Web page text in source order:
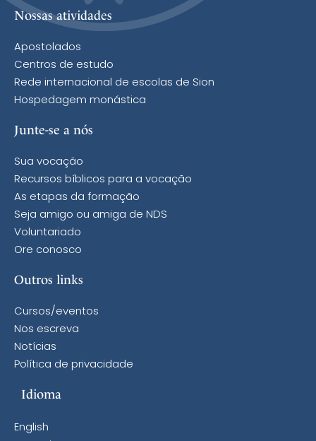
Nossas atividades
Apostolados
Centros de estudo
Rede internacional de escolas de Sion
Hospedagem monástica
Junte-se a nós
Sua vocação
Recursos bíblicos para a vocação
As etapas da formação
Seja amigo ou amiga de NDS
Voluntariado
Ore conosco
Outros links
Cursos/eventos
Nos escreva
Notícias
Política de privacidade
Idioma
English